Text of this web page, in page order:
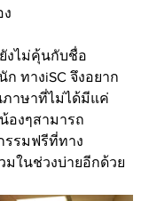
ง
งไม่คุ้นกับชื่อ
ก ทางiSC จึงอยาก
ภาษาที่ไม่ได้มีแค่
องๆสามารถ
รรมฟรีที่ทาง
มในช่วงบ่ายอีกด้วย